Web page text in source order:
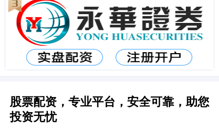
股票配资，专业平台，安全可靠，助您
投资无忧